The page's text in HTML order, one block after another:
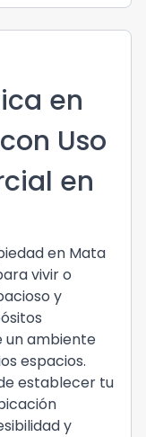
en
Uso
en
en Mata
vivir o
y
un ambiente
espacios.
establecer tu
y